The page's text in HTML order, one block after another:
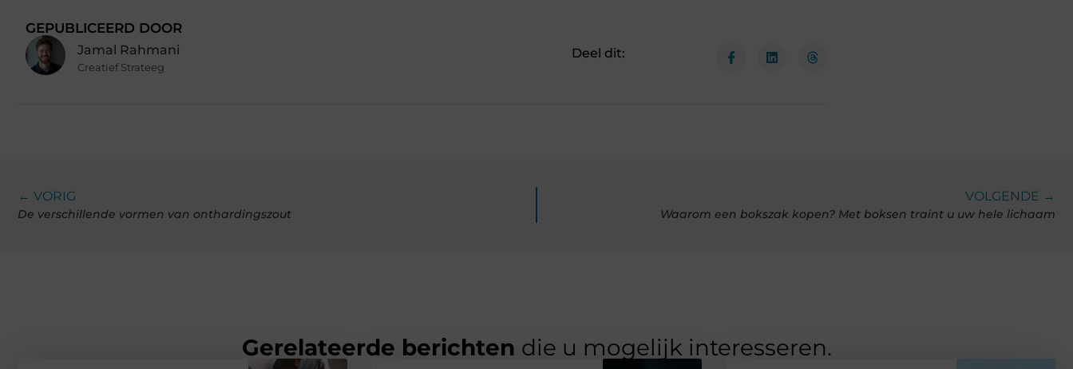
GEPUBLICEERD DOOR
Jamal Rahmani
Creatief Strateeg
Deel dit:
← VORIG
De verschillende vormen van onthardingszout
VOLGENDE →
Waarom een bokszak kopen? Met boksen traint u uw hele lichaam
Gerelateerde berichten die u mogelijk interesseren.